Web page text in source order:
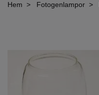
Hem Fotogenlampor